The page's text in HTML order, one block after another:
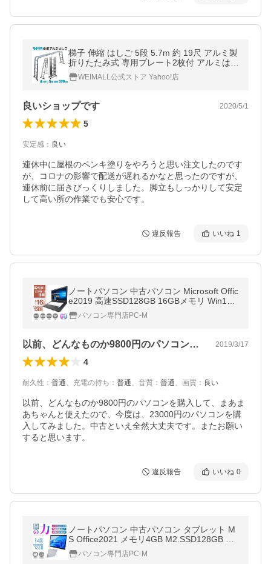
梯子 伸縮 はしご 5段 5.7m 約 19尺 アルミ製
折りたたみ式 専用プレート2枚付 アルミはし
ご 多機能 脚立 足場 WEIMALL
WEIMALL公式ストア Yahoo!店
良いショップです 2020/5/1
5
安定感 ： 良い
連休中に屋根のペンキ塗りをやろうと思い注文したのです
が、コロナの影響で配送が遅れるかなと思ったのですが、
連休前に届きびっくりしました。脚立もしっかりして安定
して高い所の作業でも安心です。
違反報告 いいね 1
ノートパソコン 中古パソコン Microsoft Offic
e2019 高速SSD128GB 16GBメモリ Win10
Pro 無線 15.6型 第3世代Core i3 DVD/Wi-FI/
HDMI 富士通 LIFEBOOK A572
パソコン専門店PC-M
以前、どんなものか9800円のパソコン… 2019/3/17
4
耐久性 ： 普通、 充電の持ち ： 普通、 音質 ： 普通、 画質 ： 良い
以前、どんなものか9800円のパソコンを購入して、まあま
あちゃんと使えたので、今度は、23000円のパソコンを購
入してみました。中古といえ全然大丈夫です。またお願い
すると思います。
違反報告 いいね 0
ノートパソコン 中古パソコン タブレット M
S Office2021 メモリ4GB M2.SSD128GB 第7
世代Corei5 Win11 内蔵WIFI カメラ 13型モ
バイル HP Elite x2 在庫一掃
パソコン専門店PC-M